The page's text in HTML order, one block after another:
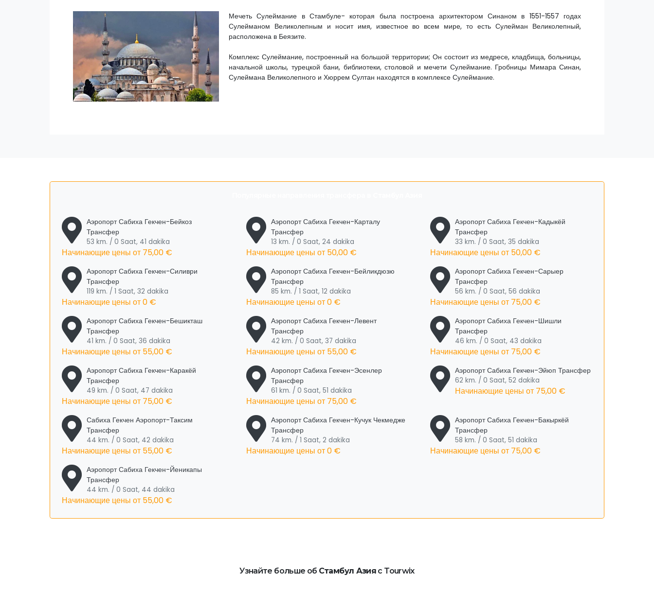
Мечеть Сулеймание в Стамбуле- которая была построена архитектором Синаном в 1551-1557 годах
Сулейманом Великолепным и носит имя, известное во всем мире, то есть Сулейман Великолепный,
расположена в Беязите.
Комплекс Сулеймание, построенный на большой территории; Он состоит из медресе, кладбища, больницы,
начальной школы, турецкой бани, библиотеки, столовой и мечети Сулеймание. Гробницы Мимара Синан,
Сулеймана Великолепного и Хюррем Султан находятся в комплексе Сулеймание.
Аэропорт Сабиха Гекчен-Бейкоз
Трансфер
53 km. / 0 Saat, 41 dakika
Начинающие цены от 75,00 €
Аэропорт Сабиха Гекчен-Карталу
Трансфер
13 km. / 0 Saat, 24 dakika
Начинающие цены от 50,00 €
Аэропорт Сабиха Гекчен-Кадыкёй
Трансфер
33 km. / 0 Saat, 35 dakika
Начинающие цены от 50,00 €
Аэропорт Сабиха Гекчен-Силиври
Трансфер
119 km. / 1 Saat, 32 dakika
Начинающие цены от0 €
Аэропорт Сабиха Гекчен-Бейликдюзю
Трансфер
85 km. / 1 Saat, 12 dakika
Начинающие цены от0 €
Аэропорт Сабиха Гекчен-Сарыер
Трансфер
56 km. / 0 Saat, 56 dakika
Начинающие цены от 75,00 €
Аэропорт Сабиха Гекчен-Бешикташ
Трансфер
41 km. / 0 Saat, 36 dakika
Начинающие цены от 55,00 €
Аэропорт Сабиха Гекчен-Левент
Трансфер
42 km. / 0 Saat, 37 dakika
Начинающие цены от 55,00 €
Аэропорт Сабиха Гекчен-Шишли
Трансфер
46 km. / 0 Saat, 43 dakika
Начинающие цены от 75,00 €
Аэропорт Сабиха Гекчен-Каракёй
Трансфер
49 km. / 0 Saat, 47 dakika
Начинающие цены от 75,00 €
Аэропорт Сабиха Гекчен-Эсенлер
Трансфер
61 km. / 0 Saat, 51 dakika
Начинающие цены от 75,00 €
Аэропорт Сабиха Гекчен-Эйюп Трансфер
62 km. / 0 Saat, 52 dakika
Начинающие цены от 75,00 €
Сабиха Гекчен Аэропорт-Таксим
Трансфер
44 km. / 0 Saat, 42 dakika
Начинающие цены от 55,00 €
Аэропорт Сабиха Гекчен-Кучук Чекмедже
Трансфер
74 km. / 1 Saat, 2 dakika
Начинающие цены от0 €
Аэропорт Сабиха Гекчен-Бакыркёй
Трансфер
58 km. / 0 Saat, 51 dakika
Начинающие цены от 75,00 €
Аэропорт Сабиха Гекчен-Йеникапы
Трансфер
44 km. / 0 Saat, 44 dakika
Начинающие цены от 55,00 €
Узнайте больше об Стамбул Азия с Tourwix